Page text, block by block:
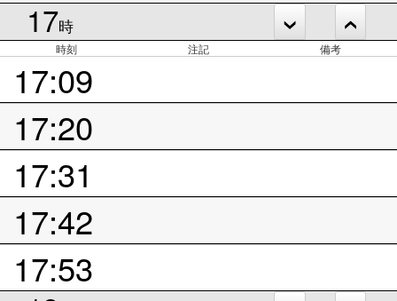
17時
時刻 注記 備考
17:09
17:20
17:31
17:42
17:53